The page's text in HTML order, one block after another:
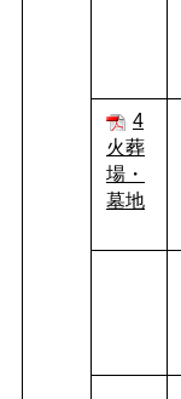
4
火葬
場・
墓地